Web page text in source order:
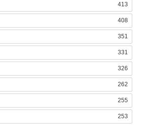
413
408
351
331
326
262
255
253